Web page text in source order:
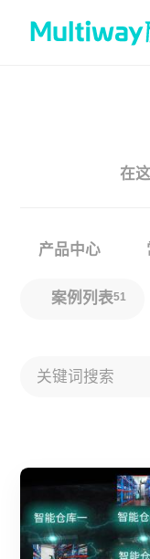
案例中心
EN JP
DE
在
产品中心
案例列表51